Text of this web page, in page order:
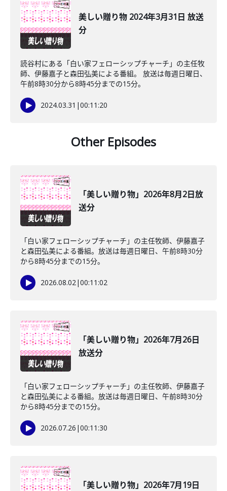
美しい贈り物 2024年3月31日 放送
分
読谷村にある「白い家フェローシップチャーチ」の主任牧
師、伊藤嘉子と森田弘美による番組。 放送は毎週日曜日、
午前8時30分から8時45分までの15分。
2024.03.31 |00:11:20
Other Episodes
「美しい贈り物」2026年8月2日放
送分
「白い家フェローシップチャーチ」の主任牧師、伊藤嘉子
と森田弘美による番組。放送は毎週日曜日、午前8時30分
から8時45分までの15分。
2026.08.02|00:11:02
「美しい贈り物」2026年7月26日
放送分
「白い家フェローシップチャーチ」の主任牧師、伊藤嘉子
と森田弘美による番組。放送は毎週日曜日、午前8時30分
から8時45分までの15分。
2026.07.26 |00:11:30
「美しい贈り物」2026年7月19日